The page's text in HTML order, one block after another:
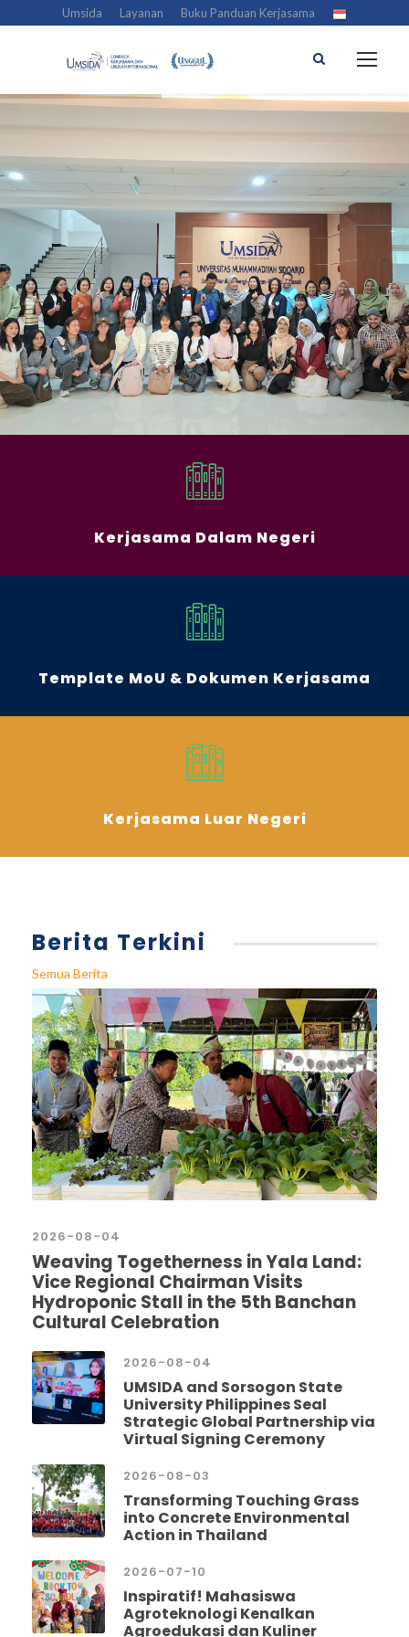
Umsida Layanan Buku Panduan Kerjasama
Kerjasama Dalam Negeri
Template MoU & Dokumen Kerjasama
Kerjasama Luar Negeri
Berita Terkini
Semua Berita
2026-08-04
Weaving Togetherness in Yala Land:
Vice Regional Chairman Visits
Hydroponic Stall in the 5th Banchan
Cultural Celebration
2026-08-04
UMSIDA and Sorsogon State
University Philippines Seal
Strategic Global Partnership via
Virtual Signing Ceremony
2026-08-03
Transforming Touching Grass
into Concrete Environmental
Action in Thailand
2026-07-10
Inspiratif! Mahasiswa
Agroteknologi Kenalkan
Agroedukasi dan Kuliner